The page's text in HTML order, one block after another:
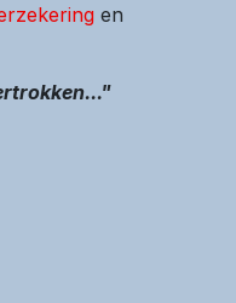
en